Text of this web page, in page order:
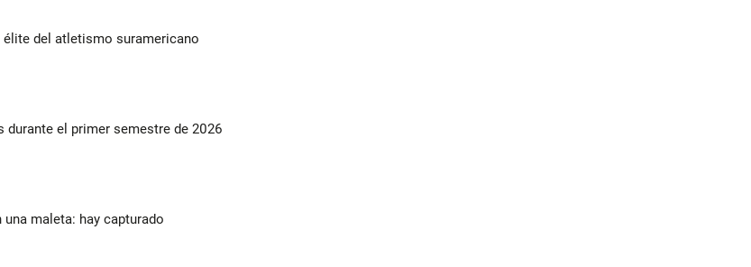
del atletismo suramericano
durante el primer semestre de 2026
maleta: hay capturado